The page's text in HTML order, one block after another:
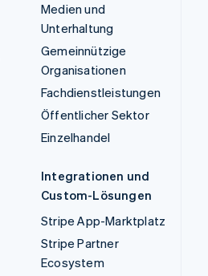
Medien und
Unterhaltung
Gemeinnützige
Organisationen
Fachdienstleistungen
Öffentlicher Sektor
Einzelhandel
Integrationen und
Custom-Lösungen
Stripe App-Marktplatz
Stripe Partner
Ecosystem